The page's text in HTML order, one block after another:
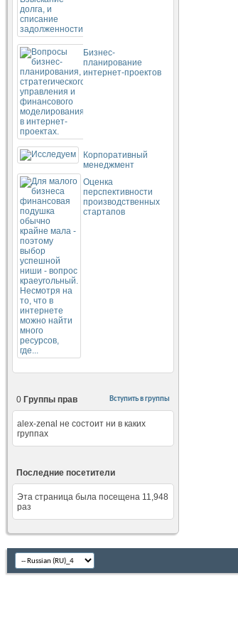
Бизнес-
планирование
интернет-проектов
Корпоративный
менеджмент
Оценка
перспективности
производственных
стартапов
Вступить в группы
0 Группы прав
alex-zenal не состоит ни в каких
группах
Последние посетители
Эта страница была посещена 11,948
раз